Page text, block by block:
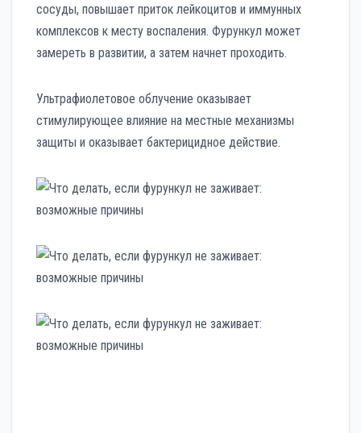
сосуды, повышает приток лейкоцитов и иммунных
комплексов к месту воспаления. Фурункул может
замереть в развитии, а затем начнет проходить.
Ультрафиолетовое облучение оказывает
стимулирующее влияние на местные механизмы
защиты и оказывает бактерицидное действие.